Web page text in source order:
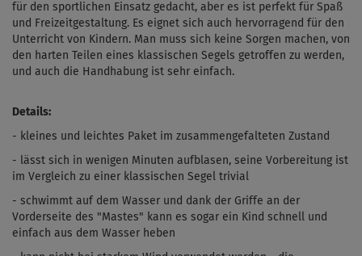
für den sportlichen Einsatz gedacht, aber es ist perfekt für Spaß
und Freizeitgestaltung. Es eignet sich auch hervorragend für den
Unterricht von Kindern. Man muss sich keine Sorgen machen, von
den harten Teilen eines klassischen Segels getroffen zu werden,
und auch die Handhabung ist sehr einfach.
Details:
- kleines und leichtes Paket im zusammengefalteten Zustand
- lässt sich in wenigen Minuten aufblasen, seine Vorbereitung ist
im Vergleich zu einer klassischen Segel trivial
- schwimmt auf dem Wasser und dank der Griffe an der
Vorderseite des "Mastes" kann es sogar ein Kind schnell und
einfach aus dem Wasser heben